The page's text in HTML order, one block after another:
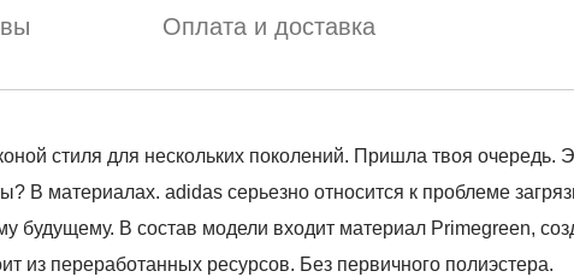
Оплата и доставка
стиля для нескольких поколений. Пришла твоя очередь.
В материалах. adidas серьезно относится к проблеме
будущему. В состав модели входит материал Primegreen,
из переработанных ресурсов. Без первичного полиэстера.